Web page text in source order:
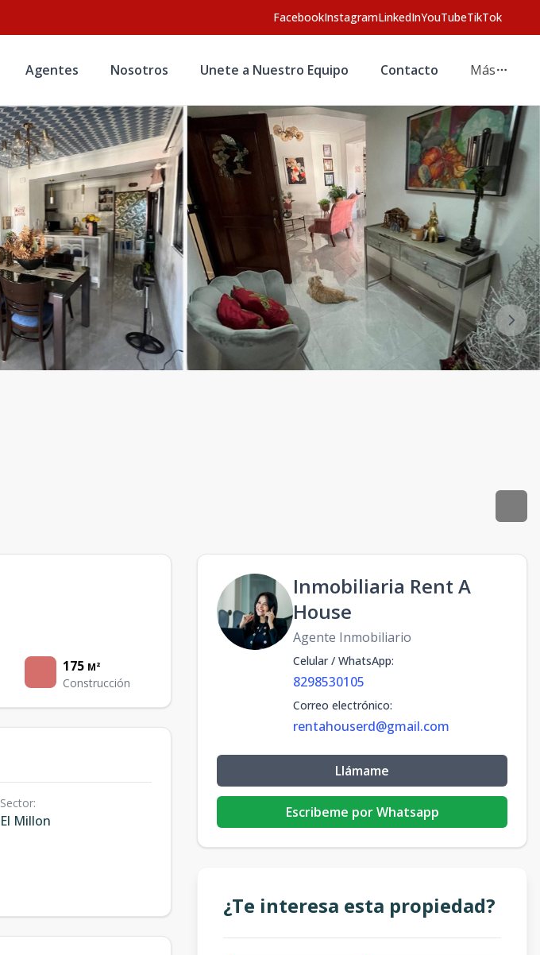
FacebookInstagramLinkedInYouTubeTikTok
Agentes Nosotros Unete a Nuestro Equipo Contacto Más
175 M²
Construcción
Sector:
El Millon
Inmobiliaria Rent A
House
Agente Inmobiliario
Celular / WhatsApp:
8298530105
Correo electrónico:
rentahouserd@gmail.com
Llámame
Escribeme por Whatsapp
¿Te interesa esta propiedad?